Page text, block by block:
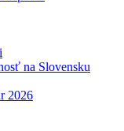
na Slovensku
2026